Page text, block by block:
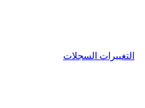
التغييرات السجلات